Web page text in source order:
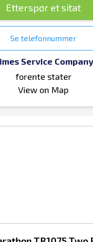
Etterspør et sitat
Se telefonnummer
Service Company
forente stater
View on Map